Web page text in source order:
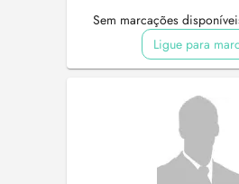
Sem marcações
Ligue para